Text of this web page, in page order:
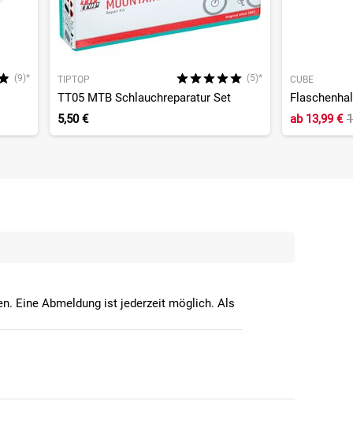
(9)* TIPTOP (5)*
TT05 MTB Schlauchreparatur Set
5,50 €
CUBE
ab13,99 €
Eine Abmeldung ist jederzeit möglich. Als